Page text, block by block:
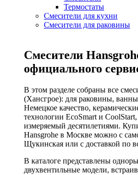
Термостаты
Смесители для кухни
Смесители для раковины
Смесители
официального
В этом разделе собраны все
(Хансгрое): для раковины,
Немецкое качество,
технологии EcoSmart и
измеряемый десятилетиями.
Hansgrohe в Москве можно с
Щукинская или с доставкой по
В каталоге представлены
двухвентильные модели,